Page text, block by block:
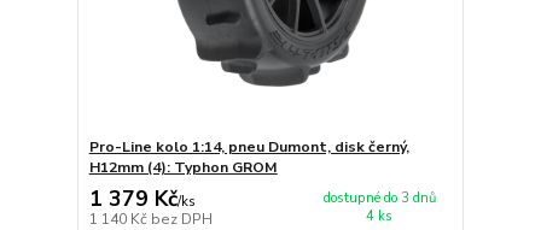
Pro-Line kolo 1:14, pneu Dumont, disk černý,
H12mm (4): Typhon GROM
1 379 Kč/ks
1 140 Kč bez DPH
dostupné do 3 dnů
4 ks